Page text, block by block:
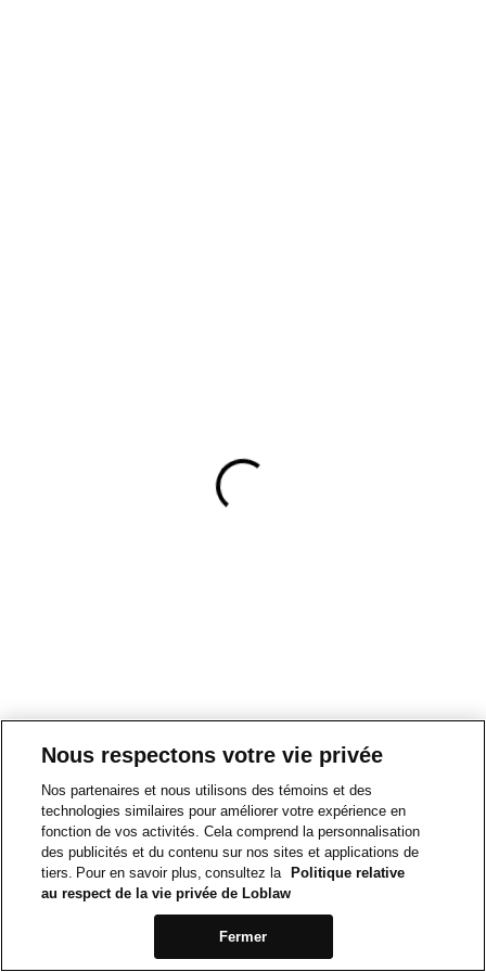
Nous respectons votre vie privée
Nos partenaires et nous utilisons des témoins et des
technologies similaires pour améliorer votre expérience en
fonction de vos activités. Cela comprend la personnalisation
des publicités et du contenu sur nos sites et applications de
tiers. Pour en savoir plus, consultez la
Politique relative
au respect de la vie privée de Loblaw
Fermer